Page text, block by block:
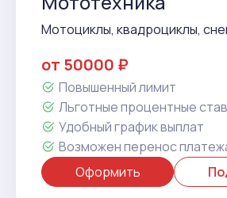
Мотоциклы, квадроциклы,
от 50000 ₽
Повышенный лимит
Льготные процентные
Удобный график выплат
Возможен перенос
Оформить